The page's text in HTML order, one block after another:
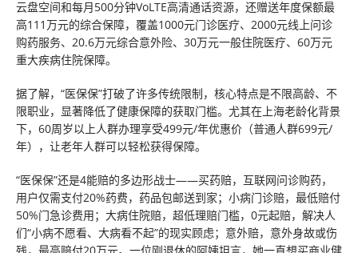
云盘空间和每月500分钟VoLTE高清通话资源，还赠送年度保额最
高111万元的综合保障，覆盖1000元门诊医疗、2000元线上问诊
购药服务、20.6万元综合意外险、30万元一般住院医疗、60万元
重大疾病住院保障。
据了解，“医保保”打破了许多传统限制，核心特点是不限高龄、不
限职业，显著降低了健康保障的获取门槛。尤其在上海老龄化背景
下，60周岁以上人群办理享受499元/年优惠价（普通人群699元/
年），让老年人群可以轻松获得保障。
“医保保”还是4能赔的多边形战士——买药赔，互联网问诊购药，
用户仅需支付20%药费，药品包邮送到家；小病门诊赔，最低赔付
50%门急诊费用；大病住院赔，超低理赔门槛，0元起赔，解决人
们“小病不愿看、大病看不起”的现实顾虑；意外赔，意外身故或伤